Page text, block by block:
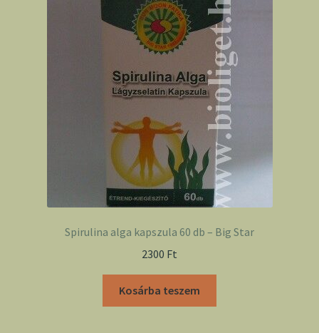
Spirulina alga kapszula 60 db – Big Star
2300 Ft
Kosárba teszem